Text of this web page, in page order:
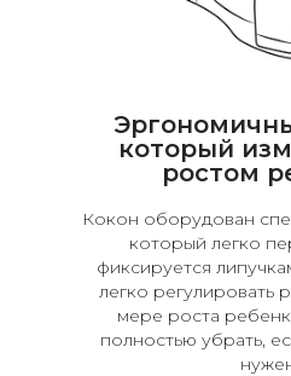
который
ростом
Кокон оборудован
который легко
фиксируется
легко регулировать
мере роста
полностью убрать,